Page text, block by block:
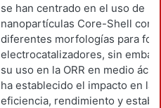
se han centrado en el uso de
nanopartículas Core-Shell con
diferentes morfologías para
electrocatalizadores, sin
su uso en la ORR en medio
ha establecido el impacto en la
eficiencia, rendimiento y